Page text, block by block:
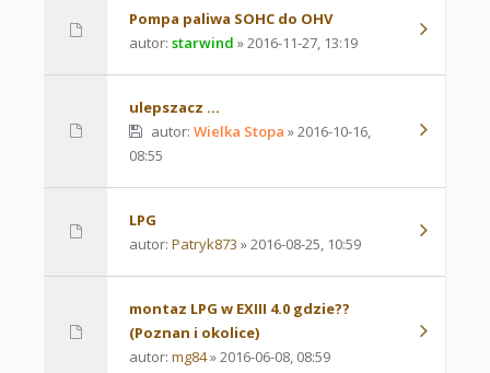
Pompa paliwa SOHC do OHV
autor: starwind » 2016-11-27, 13:19
ulepszacz ...
autor: Wielka Stopa » 2016-10-16,
08:55
LPG
autor: Patryk873 » 2016-08-25, 10:59
montaz LPG w EXIII 4.0 gdzie??
(Poznan i okolice)
autor: mg84» 2016-06-08, 08:59